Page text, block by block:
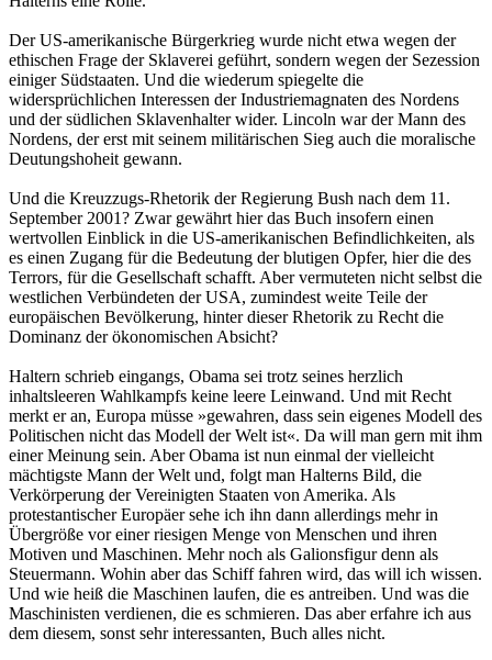
Der US-amerikanische Bürgerkrieg wurde nicht etwa wegen der
ethischen Frage der Sklaverei geführt, sondern wegen der Sezession
einiger Südstaaten. Und die wiederum spiegelte die
widersprüchlichen Interessen der Industriemagnaten des Nordens
und der südlichen Sklavenhalter wider. Lincoln war der Mann des
Nordens, der erst mit seinem militärischen Sieg auch die moralische
Deutungshoheit gewann.
Und die Kreuzzugs-Rhetorik der Regierung Bush nach dem 11.
September 2001? Zwar gewährt hier das Buch insofern einen
wertvollen Einblick in die US-amerikanischen Befindlichkeiten, als
es einen Zugang für die Bedeutung der blutigen Opfer, hier die des
Terrors, für die Gesellschaft schafft. Aber vermuteten nicht selbst die
westlichen Verbündeten der USA, zumindest weite Teile der
europäischen Bevölkerung, hinter dieser Rhetorik zu Recht die
Dominanz der ökonomischen Absicht?
Haltern schrieb eingangs, Obama sei trotz seines herzlich
inhaltsleeren Wahlkampfs keine leere Leinwand. Und mit Recht
merkt er an, Europa müsse »gewahren, dass sein eigenes Modell des
Politischen nicht das Modell der Welt ist«. Da will man gern mit ihm
einer Meinung sein. Aber Obama ist nun einmal der vielleicht
mächtigste Mann der Welt und, folgt man Halterns Bild, die
Verkörperung der Vereinigten Staaten von Amerika. Als
protestantischer Europäer sehe ich ihn dann allerdings mehr in
Übergröße vor einer riesigen Menge von Menschen und ihren
Motiven und Maschinen. Mehr noch als Galionsfigur denn als
Steuermann. Wohin aber das Schiff fahren wird, das will ich wissen.
Und wie heiß die Maschinen laufen, die es antreiben. Und was die
Maschinisten verdienen, die es schmieren. Das aber erfahre ich aus
dem diesem, sonst sehr interessanten, Buch alles nicht.